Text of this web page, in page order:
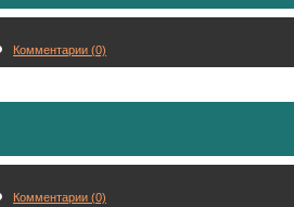
Комментарии (0)
Комментарии (0)